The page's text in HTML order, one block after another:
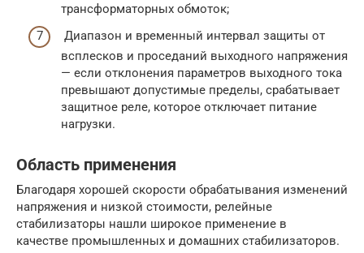
трансформаторных обмоток;
Диапазон и временный интервал защиты от
всплесков и проседаний выходного напряжения
— если отклонения параметров выходного тока
превышают допустимые пределы, срабатывает
защитное реле, которое отключает питание
нагрузки.
Область применения
Благодаря хорошей скорости обрабатывания изменений
напряжения и низкой стоимости, релейные
стабилизаторы нашли широкое применение в
качестве промышленных и домашних стабилизаторов.